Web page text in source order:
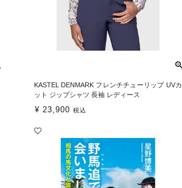
KASTEL DENMARK フレンチチューリップ UVカ
ット ジップシャツ 長袖 レディース
¥ 23,900 税込